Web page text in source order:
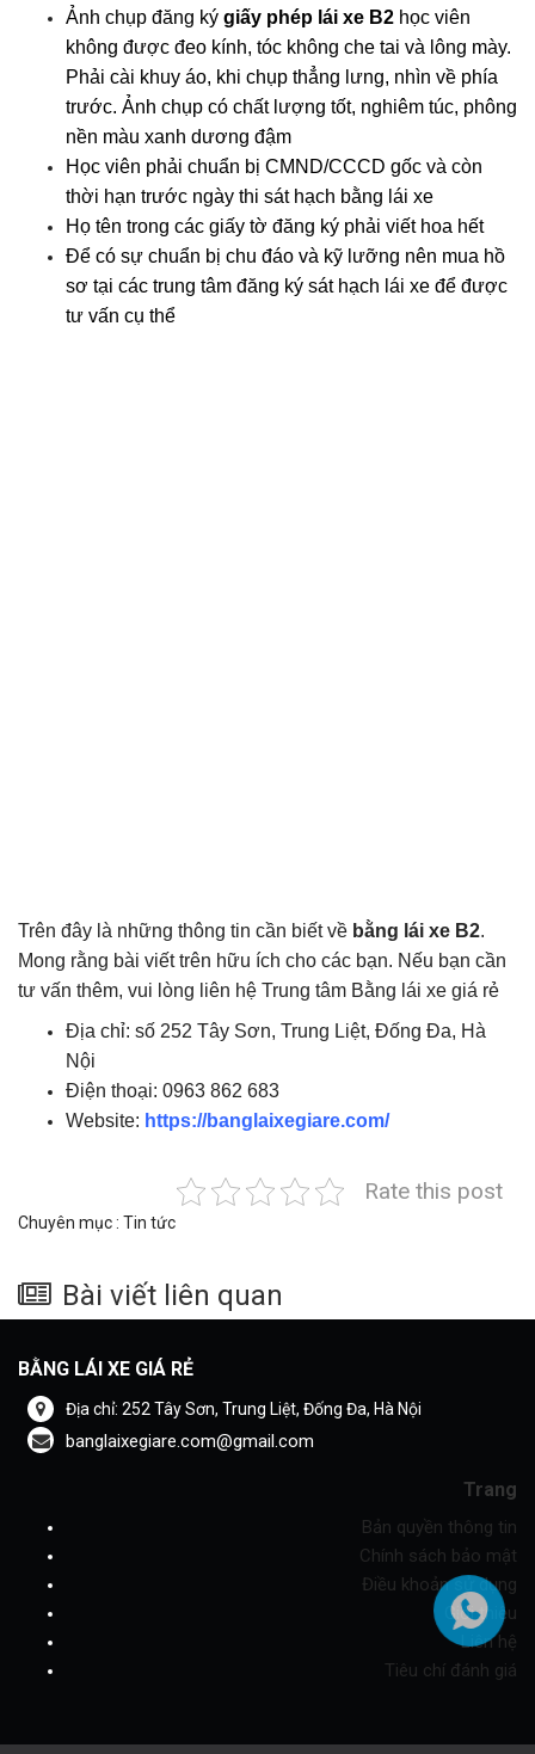
Ảnh chụp đăng ký giấy phép lái xe B2 học viên
không được đeo kính, tóc không che tai và lông mày.
Phải cài khuy áo, khi chụp thẳng lưng, nhìn về phía
trước. Ảnh chụp có chất lượng tốt, nghiêm túc, phông
nền màu xanh dương đậm
Học viên phải chuẩn bị CMND/CCCD gốc và còn
thời hạn trước ngày thi sát hạch bằng lái xe
Họ tên trong các giấy tờ đăng ký phải viết hoa hết
Để có sự chuẩn bị chu đáo và kỹ lưỡng nên mua hồ
sơ tại các trung tâm đăng ký sát hạch lái xe để được
tư vấn cụ thể
Trên đây là những thông tin cần biết về bằng lái xe B2.
Mong rằng bài viết trên hữu ích cho các bạn. Nếu bạn cần
tư vấn thêm, vui lòng liên hệ Trung tâm Bằng lái xe giá rẻ
Địa chỉ: số 252 Tây Sơn, Trung Liệt, Đống Đa, Hà
Nội
Điện thoại: 0963 862 683
Website: https://banglaixegiare.com/
Rate this post
Chuyên mục : Tin tức
Bài viết liên quan
BẰNG LÁI XE GIÁ RẺ
Địa chỉ: 252 Tây Sơn, Trung Liệt, Đống Đa, Hà Nội
banglaixegiare.com@gmail.com
Trang
Bản quyền thông tin
Chính sách bảo mật
Điều khoản sử dụng
Giới thiệu
Liên hệ
Tiêu chí đánh giá